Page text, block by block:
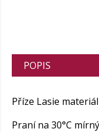
POPIS
Příze Lasie
Praní na 30°C